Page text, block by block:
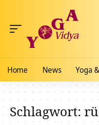
Home News Yoga
Schlagwort: